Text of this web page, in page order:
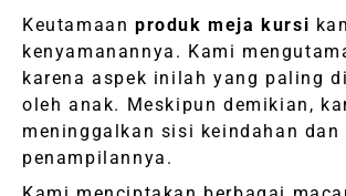
Keutamaan produk meja kursi
kenyamanannya. Kami
karena aspek inilah yang paling
oleh anak. Meskipun demikian,
meninggalkan sisi keindahan dan
penampilannya.